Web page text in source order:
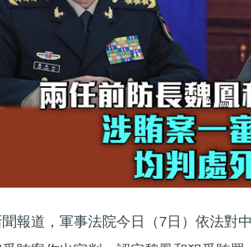
報道，軍事法院今日（7日）依法對